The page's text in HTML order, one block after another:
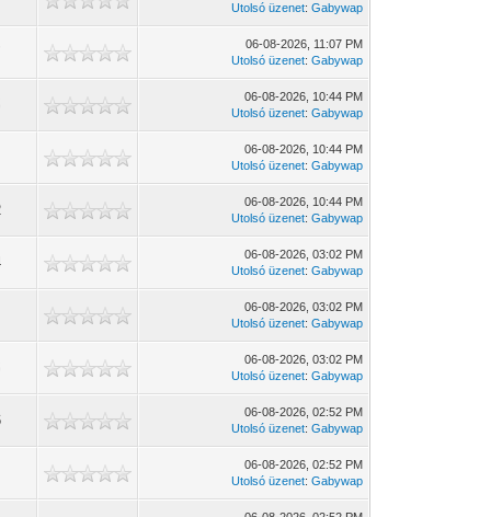
Utolsó üzenet:Gabywap
06-08-2026, 11:07 PM
Utolsó üzenet:Gabywap
06-08-2026, 10:44 PM
Utolsó üzenet:Gabywap
06-08-2026, 10:44 PM
Utolsó üzenet:Gabywap
06-08-2026, 10:44 PM
Utolsó üzenet:Gabywap
06-08-2026, 03:02 PM
Utolsó üzenet:Gabywap
06-08-2026, 03:02 PM
Utolsó üzenet:Gabywap
06-08-2026, 03:02 PM
Utolsó üzenet:Gabywap
06-08-2026, 02:52 PM
Utolsó üzenet:Gabywap
06-08-2026, 02:52 PM
Utolsó üzenet:Gabywap